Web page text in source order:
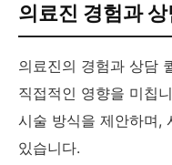
의료진 경험과
의료진의 경험과 상담
직접적인 영향을 미칩
시술 방식을 제안하며,
있습니다.